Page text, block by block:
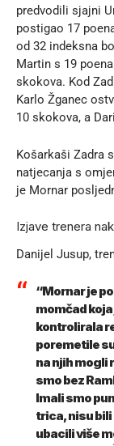
predvodili sjajni
postigao 17
od 32 indeksna
Martin s 19
skokova. Kod
Karlo Žganec
10 skokova, a
Košarkaši Zadra
natjecanja s
je Mornar
Izjave trenera
Danijel Jusup,
“Mornar je
momčad
kontrolirala
poremetile
na njih mogli
smo bez
Imali smo
trica, nisu bili
ubacili više